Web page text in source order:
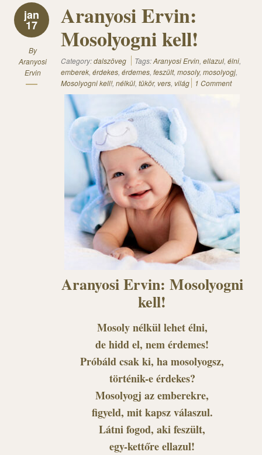
jan
17
By
Aranyosi
Ervin
Aranyosi Ervin:
Mosolyogni kell!
Category:dalszöveg Tags:Aranyosi Ervin, ellazul, élni,
emberek, érdekes, érdemes, feszült, mosoly, mosolyogj,
Mosolyogni kell!, nélkül, tükör, vers, világ 1 Comment
Aranyosi Ervin: Mosolyogni
kell!
Mosoly nélkül lehet élni,
de hidd el, nem érdemes!
Próbáld csak ki, ha mosolyogsz,
történik-e érdekes?
Mosolyogj az emberekre,
figyeld, mit kapsz válaszul.
Látni fogod, aki feszült,
egy-kettőre ellazul!